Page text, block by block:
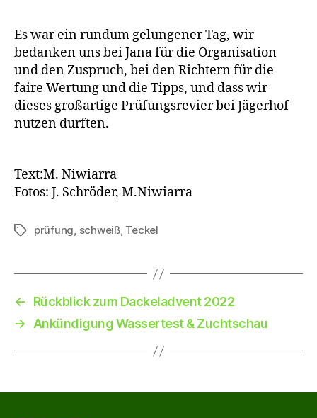
Es war ein rundum gelungener Tag, wir
bedanken uns bei Jana für die Organisation
und den Zuspruch, bei den Richtern für die
faire Wertung und die Tipps, und dass wir
dieses großartige Prüfungsrevier bei Jägerhof
nutzen durften.
Text:M. Niwiarra
Fotos: J. Schröder, M.Niwiarra
Schlagwörter
prüfung, schweiß, Teckel
←
Rückblick zum Dackeladvent 2022
→ Ankündigung Wassertest & Zuchtschau